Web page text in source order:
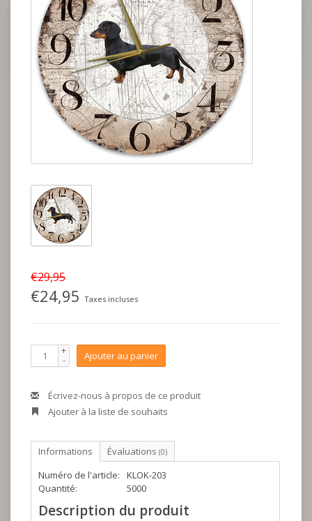
€29,95
€24,95 Taxes incluses
+
- Ajouter au panier
Écrivez-nous à propos de ce produit
Ajouter à la liste de souhaits
Informations Évaluations (0)
Numéro de l'article:
KLOK-203
Quantité:
5000
Description du produit